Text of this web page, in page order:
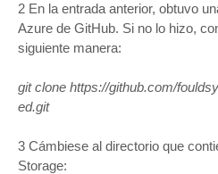
2 En la entrada anterior, obtuvo
Azure de GitHub. Si no lo hizo,
siguiente manera:
git clone https://github.com/
ed.git
3 Cámbiese al directorio que
Storage: